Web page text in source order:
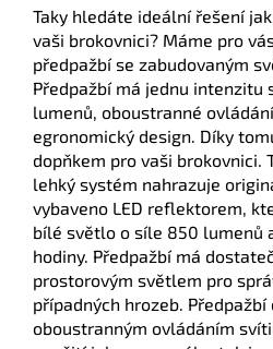
Taky hledáte ideální řešení
vaši brokovnici? Máme pro
předpažbí se zabudovaným
Předpažbí má jednu intenzitu
lumenů, oboustranné
egronomický design. Díky
dopňkem pro vaši brokovnici.
lehký systém nahrazuje
vybaveno LED reflektorem,
bílé světlo o síle 850 lumenů
hodiny. Předpažbí má
prostorovým světlem pro
případných hrozeb. Předpažbí
oboustranným ovládáním